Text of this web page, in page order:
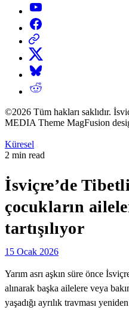
YouTube
Facebook
Threads
X
Bluesky
Reddit
©2026 Tüm hakları saklıdır.
MEDIA Theme MagFusion
Posted
in
Küresel
Estimated
time
2 min read
İsviçre’de
çocukların
tartışılıyor
15 Ocak 2026
Yarım asrı aşkın süre önce
alınarak başka ailelere veya
yaşadığı ayrılık travması